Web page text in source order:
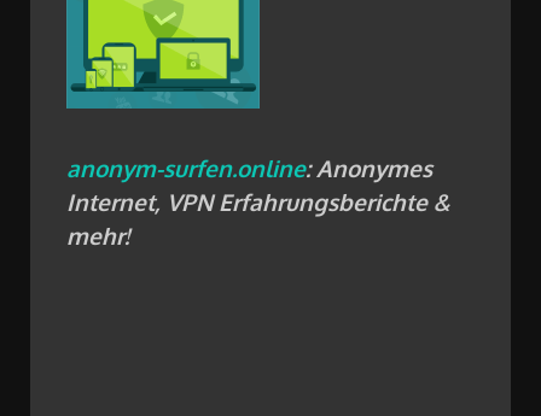
anonym-surfen.online: Anonymes
Internet, VPN Erfahrungsberichte &
mehr!